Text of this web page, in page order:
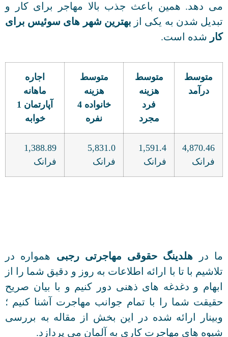
می دهد. همین باعث جذب بالا مهاجر برای کار و
تبدیل شدن به یکی از بهترین شهر های سوئیس برای
کار شده است.
متوسط
درآمد
متوسط
هزینه
فرد
مجرد
متوسط
هزینه
خانواده 4
نفره
اجاره
ماهانه
آپارتمان 1
خوابه
4,870.46
فرانک
1,591.4
فرانک
5,831.0
فرانک
1,388.89
فرانک
ما در هلدینگ حقوقی مهاجرتی رجبی همواره در
تلاشیم با تا با ارائه اطلاعات به روز و دقیق شما را از
ابهام و دغدغه های ذهنی دور کنیم و با بیان صریح
حقیقت شما را با تمام جوانب مهاجرت آشنا کنیم ؛
وبینار ارائه شده در این بخش از مقاله به بررسی
شیوه های مهاجرت کاری به آلمان می پردازد.